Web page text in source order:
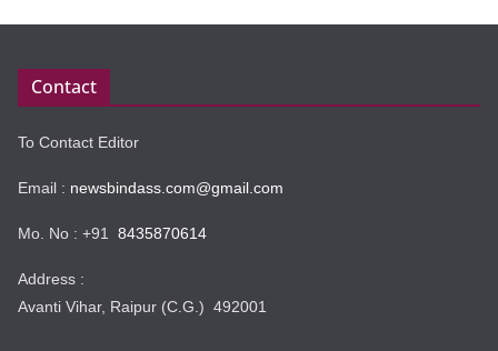
Contact
To Contact Editor
Email : newsbindass.com@gmail.com
Mo. No : +91 8435870614
Address :
Avanti Vihar, Raipur (C.G.) 492001